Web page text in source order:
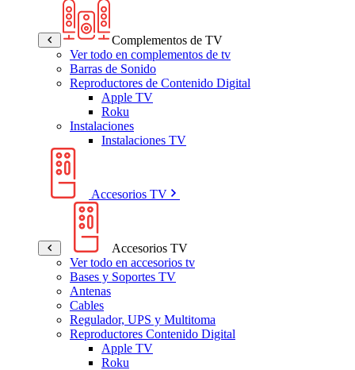
Complementos de TV
Ver todo en complementos de tv
Barras de Sonido
Reproductores de Contenido Digital
Apple TV
Roku
Instalaciones
Instalaciones TV
Accesorios TV
Accesorios TV
Ver todo en accesorios tv
Bases y Soportes TV
Antenas
Cables
Regulador, UPS y Multitoma
Reproductores Contenido Digital
Apple TV
Roku